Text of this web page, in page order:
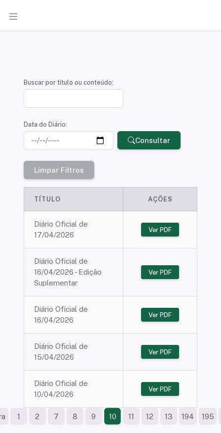
Oficial Eletrônico
Buscar por título ou conteúdo:
Data do Diário:
Consultar
Limpar Filtros
TÍTULO AÇÕES
Diário Oficial de
17/04/2026
Ver PDF
Diário Oficial de
16/04/2026 - Edição
Suplementar
Ver PDF
Diário Oficial de
16/04/2026
Ver PDF
Diário Oficial de
15/04/2026
Ver PDF
Diário Oficial de
10/04/2026
Ver PDF
1 2 7 8 9 10 11 12 13 194 195